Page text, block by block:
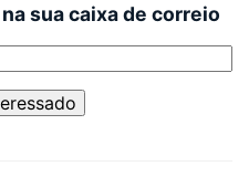
sua caixa de correio